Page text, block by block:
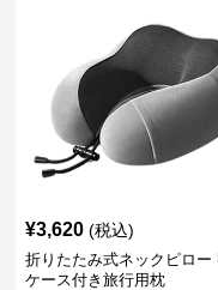
¥3,620 (税込)
折りたたみ式ネックピロー
ケース付き旅行用枕